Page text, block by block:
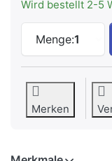
Wird bestellt 2-5
Menge:1
Merken